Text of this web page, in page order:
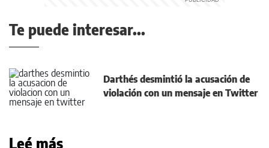
Te puede interesar...
Darthés desmintió la acusación de
violación con un mensaje en Twitter
Leé más